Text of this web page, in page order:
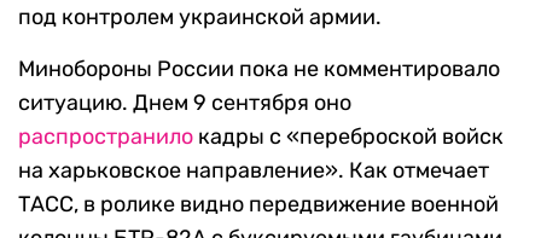
под контролем украинской армии.
Минобороны России пока не комментировало
ситуацию. Днем 9 сентября оно
распространило кадры с «переброской войск
на харьковское направление». Как отмечает
ТАСС, в ролике видно передвижение военной